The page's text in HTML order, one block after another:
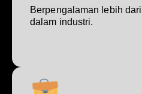
Berpengalaman lebih
dalam industri.